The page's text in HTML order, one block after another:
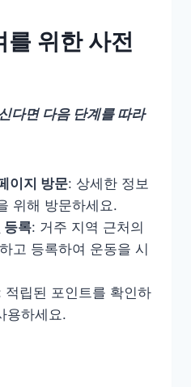
를 위한 사전
다면 다음 단계를 따라
이지 방문: 상세한 정보
위해 방문하세요.
등록: 거주 지역 근처의
고 등록하여 운동을 시
적립된 포인트를 확인하
용하세요.